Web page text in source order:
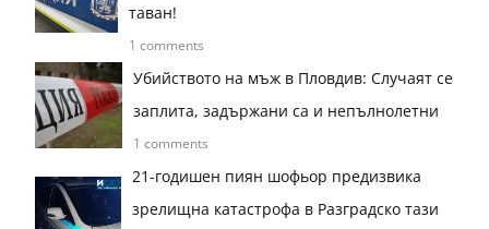
таван!
1 comments
Убийството на мъж в Пловдив: Случаят се
заплита, задържани са и непълнолетни
1 comments
21-годишен пиян шофьор предизвика
зрелищна катастрофа в Разградско тази